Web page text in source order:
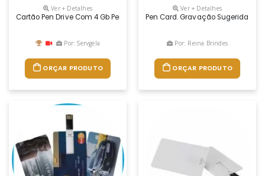
Ver + Detalhes
Cartão Pen Drive Com 4 Gb Personalizado
Por: Servgela
ORÇAR PRODUTO
Ver + Detalhes
Pen Card. Gravação Sugerida Em
Por: Reina Brindes
ORÇAR PRODUTO